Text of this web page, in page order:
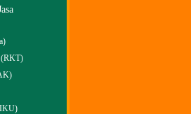
(RKT)